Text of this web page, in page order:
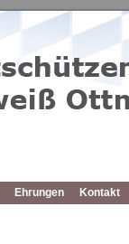
Ehrungen Kontakt